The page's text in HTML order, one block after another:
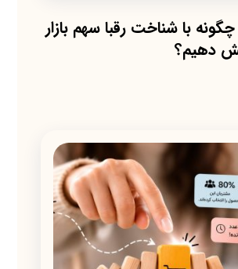
با شناخت رقبا سهم بازار
دهیم؟